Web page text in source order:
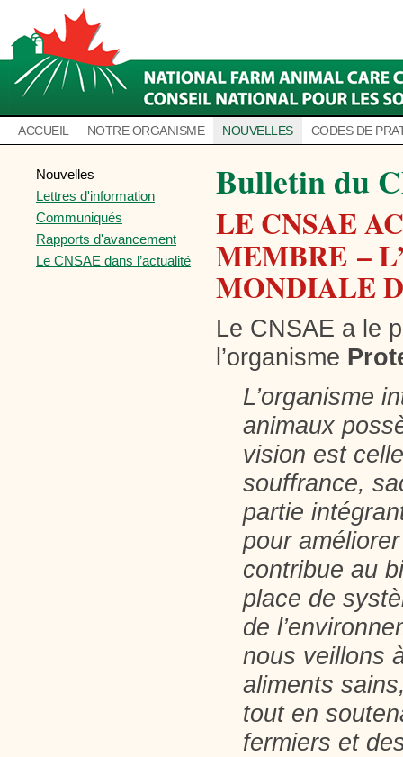
ACCUEIL NOTRE ORGANISME NOUVELLES CODES DE
Nouvelles
Lettres d'information
Communiqués
Rapports d'avancement
Le CNSAE dans l’actualité
Bulletin du
LE CNSAE
MEMBRE –
MONDIALE
Le CNSAE a le
l’organisme
L’organisme
animaux
vision est
souffrance,
partie
pour
contribue au
place de
de
nous veillons
aliments
tout en
fermiers et